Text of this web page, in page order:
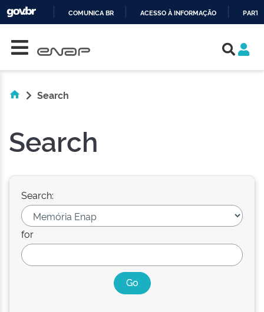
COMUNICA BR ACESSO À INFORMAÇÃO
Search
Search
Search:
for